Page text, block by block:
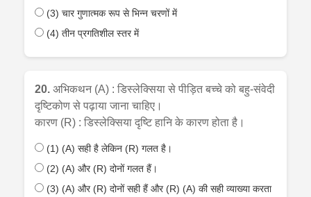
(3) चार गुणात्मक रूप से भिन्न चरणों में
(4) तीन प्रगतिशील स्तर में
20. अभिकथन (A) : डिस्लेक्सिया से पीड़ित बच्चे को बहु-संवेदी
दृष्टिकोण से पढ़ाया जाना चाहिए।
कारण (R) : डिस्लेक्सिया दृष्टि हानि के कारण होता है।
(1) (A) सही है लेकिन (R) गलत है।
(2) (A) और (R) दोनों गलत हैं।
(3) (A) और (R) दोनों सही हैं और (R) (A) की सही व्याख्या करता